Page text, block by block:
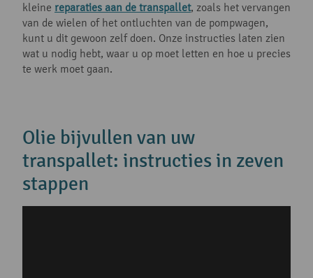
kleine reparaties aan de transpallet, zoals het vervangen
van de wielen of het ontluchten van de pompwagen,
kunt u dit gewoon zelf doen. Onze instructies laten zien
wat u nodig hebt, waar u op moet letten en hoe u precies
te werk moet gaan.
Olie bijvullen van uw
transpallet: instructies in zeven
stappen